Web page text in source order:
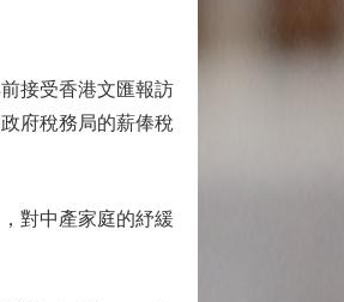
接受香港文匯報訪
府稅務局的薪俸稅
對中產家庭的紓緩